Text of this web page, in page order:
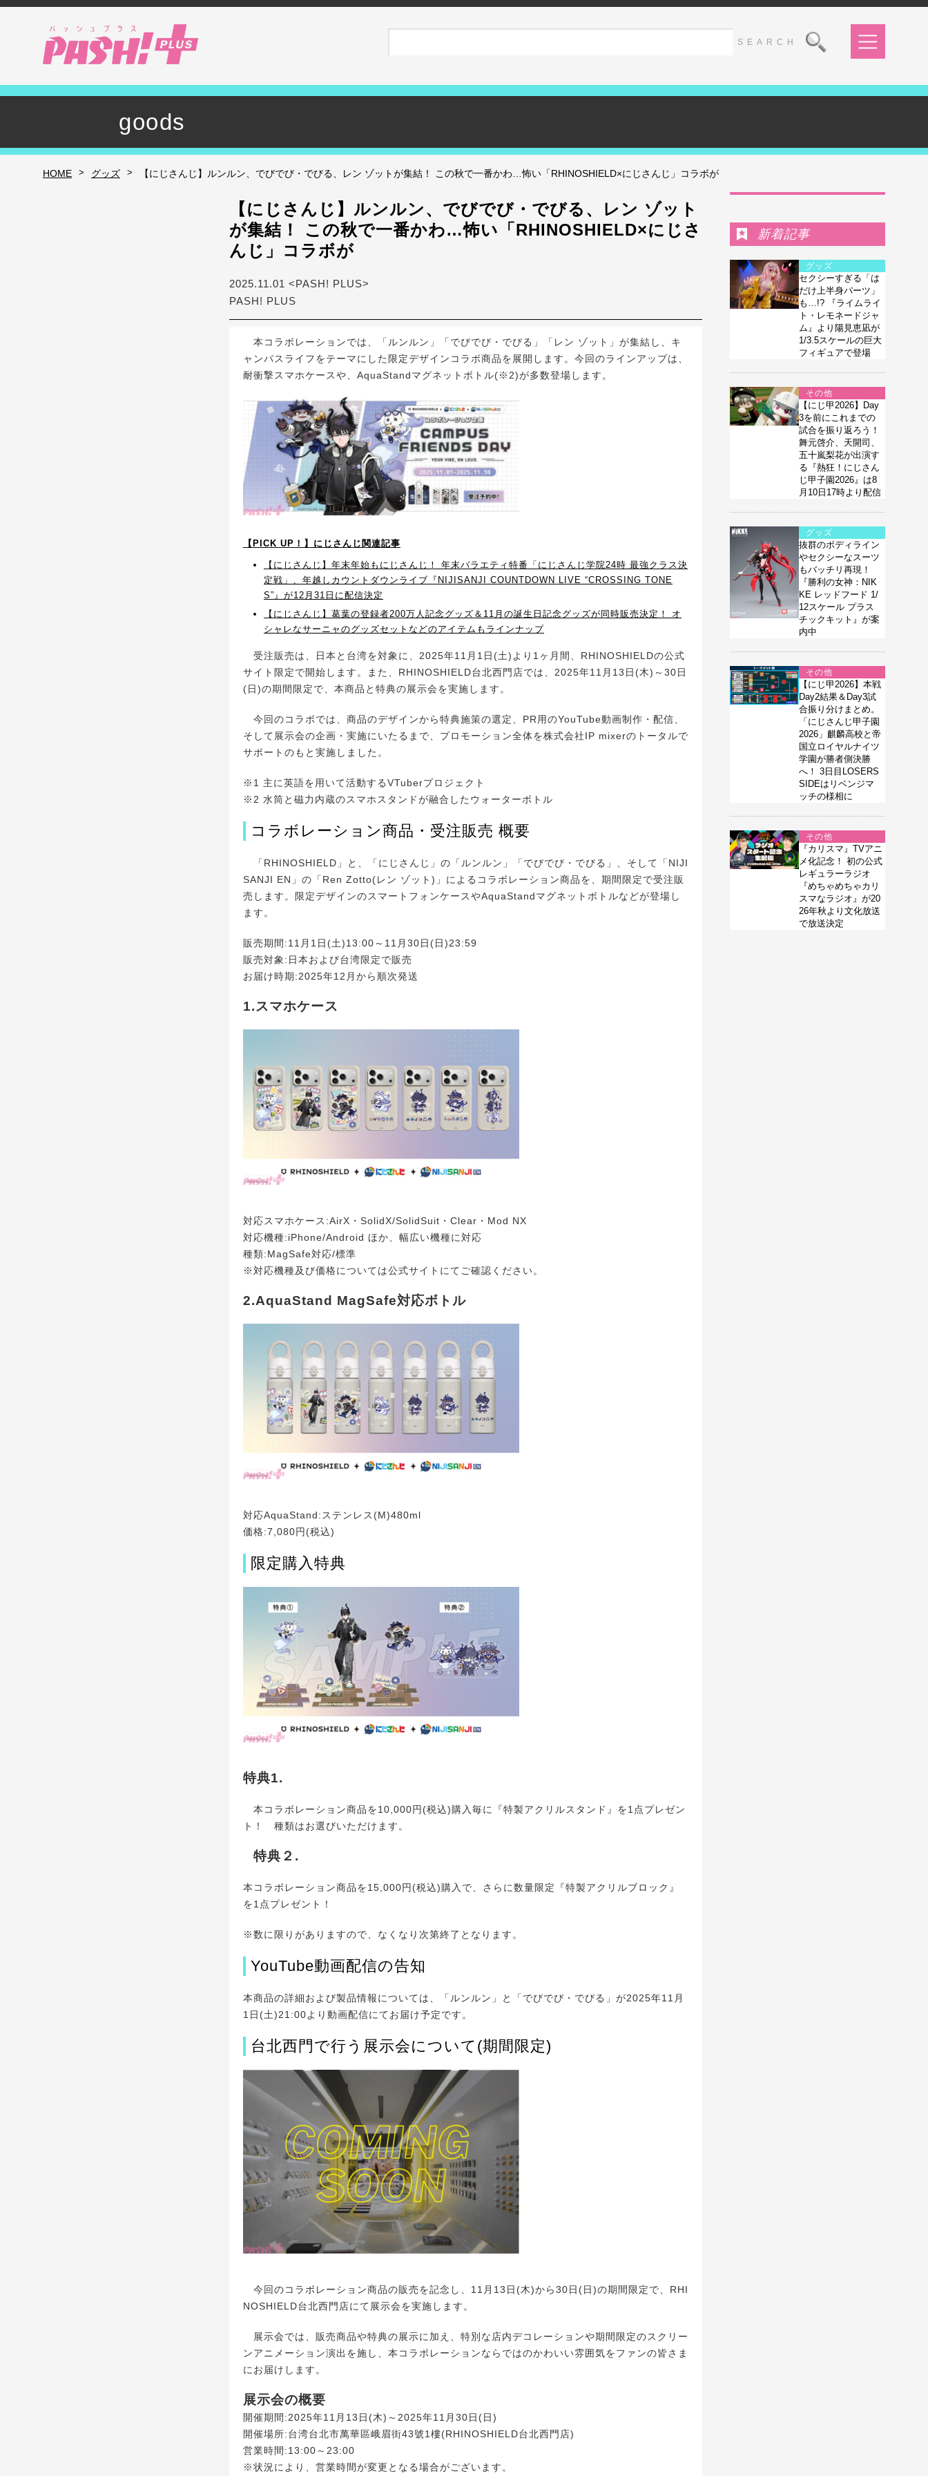
goods
HOME > グッズ > 【にじさんじ】ルンルン、でびでび・でびる、レン ゾットが集結！ この秋で一番かわ…怖い「RHINOSHIELD×にじさんじ」コラボが
【にじさんじ】ルンルン、でびでび・でびる、レン ゾット
が集結！ この秋で一番かわ…怖い「RHINOSHIELD×にじさ
んじ」コラボが
2025.11.01 <PASH! PLUS>
PASH! PLUS
本コラボレーションでは、「ルンルン」「でびでび・でびる」「レン ゾット」が集結し、キ
ャンパスライフをテーマにした限定デザインコラボ商品を展開します。今回のラインアップは、
耐衝撃スマホケースや、AquaStandマグネットボトル(※2)が多数登場します。
【PICK UP！】にじさんじ関連記事
【にじさんじ】年末年始もにじさんじ！ 年末バラエティ特番「にじさんじ学院24時 最強クラス決
定戦」、年越しカウントダウンライブ『NIJISANJI COUNTDOWN LIVE “CROSSING TONE
S”』が12月31日に配信決定
【にじさんじ】葛葉の登録者200万人記念グッズ＆11月の誕生日記念グッズが同時販売決定！ オ
シャレなサーニャのグッズセットなどのアイテムもラインナップ
受注販売は、日本と台湾を対象に、2025年11月1日(土)より1ヶ月間、RHINOSHIELDの公式
サイト限定で開始します。また、RHINOSHIELD台北西門店では、2025年11月13日(木)～30日
(日)の期間限定で、本商品と特典の展示会を実施します。
今回のコラボでは、商品のデザインから特典施策の選定、PR用のYouTube動画制作・配信、
そして展示会の企画・実施にいたるまで、プロモーション全体を株式会社IP mixerのトータルで
サポートのもと実施しました。
※1 主に英語を用いて活動するVTuberプロジェクト
※2 水筒と磁力内蔵のスマホスタンドが融合したウォーターボトル
コラボレーション商品・受注販売 概要
「RHINOSHIELD」と、「にじさんじ」の「ルンルン」「でびでび・でびる」、そして「NIJI
SANJI EN」の「Ren Zotto(レン ゾット)」によるコラボレーション商品を、期間限定で受注販
売します。限定デザインのスマートフォンケースやAquaStandマグネットボトルなどが登場し
ます。
販売期間:11月1日(土)13:00～11月30日(日)23:59
販売対象:日本および台湾限定で販売
お届け時期:2025年12月から順次発送
1.スマホケース
対応スマホケース:AirX・SolidX/SolidSuit・Clear・Mod NX
対応機種:iPhone/Android ほか、幅広い機種に対応
種類:MagSafe対応/標準
※対応機種及び価格については公式サイトにてご確認ください。
2.AquaStand MagSafe対応ボトル
対応AquaStand:ステンレス(M)480ml
価格:7,080円(税込)
限定購入特典
特典1.
本コラボレーション商品を10,000円(税込)購入毎に『特製アクリルスタンド』を1点プレゼン
ト！ 種類はお選びいただけます。
特典２.
本コラボレーション商品を15,000円(税込)購入で、さらに数量限定『特製アクリルブロック』
を1点プレゼント！
※数に限りがありますので、なくなり次第終了となります。
YouTube動画配信の告知
本商品の詳細および製品情報については、「ルンルン」と「でびでび・でびる」が2025年11月
1日(土)21:00より動画配信にてお届け予定です。
台北西門で行う展示会について(期間限定)
今回のコラボレーション商品の販売を記念し、11月13日(木)から30日(日)の期間限定で、RHI
NOSHIELD台北西門店にて展示会を実施します。
展示会では、販売商品や特典の展示に加え、特別な店内デコレーションや期間限定のスクリー
ンアニメーション演出を施し、本コラボレーションならではのかわいい雰囲気をファンの皆さま
にお届けします。
展示会の概要
開催期間:2025年11月13日(木)～2025年11月30日(日)
開催場所:台湾台北市萬華區峨眉街43號1樓(RHINOSHIELD台北西門店)
営業時間:13:00～23:00
※状況により、営業時間が変更となる場合がございます。
新着記事
グッズ
セクシーすぎる「は
だけ上半身パーツ」
も…!? 『ライムライ
ト・レモネードジャ
ム』より陽見恵凪が
1/3.5スケールの巨大
フィギュアで登場
その他
【にじ甲2026】Day
3を前にこれまでの
試合を振り返ろう！
舞元啓介、天開司、
五十嵐梨花が出演す
る『熱狂！にじさん
じ甲子園2026』は8
月10日17時より配信
グッズ
抜群のボディライン
やセクシーなスーツ
もバッチリ再現！
『勝利の女神：NIK
KE レッドフード 1/
12スケール プラス
チックキット』が案
内中
その他
【にじ甲2026】本戦
Day2結果＆Day3試
合振り分けまとめ。
「にじさんじ甲子園
2026」麒麟高校と帝
国立ロイヤルナイツ
学園が勝者側決勝
へ！ 3日目LOSERS
SIDEはリベンジマ
ッチの様相に
その他
『カリスマ』TVアニ
メ化記念！ 初の公式
レギュラーラジオ
『めちゃめちゃカリ
スマなラジオ』が20
26年秋より文化放送
で放送決定